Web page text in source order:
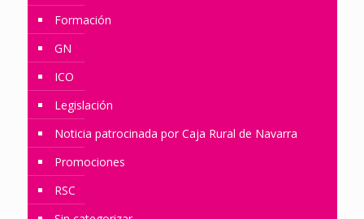
Formación
GN
ICO
Legislación
Noticia patrocinada por Caja Rural de Navarra
Promociones
RSC